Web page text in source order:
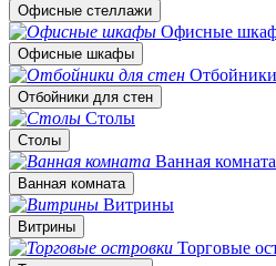
Офисные стеллажи
Офисные
Офисные шкафы
Отбойники
Отбойники для стен
Столы
Столы
Ванная комната
Ванная комната
Витрины
Витрины
Торговые